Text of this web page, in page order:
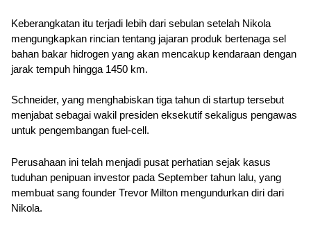
Keberangkatan itu terjadi lebih dari sebulan setelah Nikola
mengungkapkan rincian tentang jajaran produk bertenaga sel
bahan bakar hidrogen yang akan mencakup kendaraan dengan
jarak tempuh hingga 1450 km.
Schneider, yang menghabiskan tiga tahun di startup tersebut
menjabat sebagai wakil presiden eksekutif sekaligus pengawas
untuk pengembangan fuel-cell.
Perusahaan ini telah menjadi pusat perhatian sejak kasus
tuduhan penipuan investor pada September tahun lalu, yang
membuat sang founder Trevor Milton mengundurkan diri dari
Nikola.